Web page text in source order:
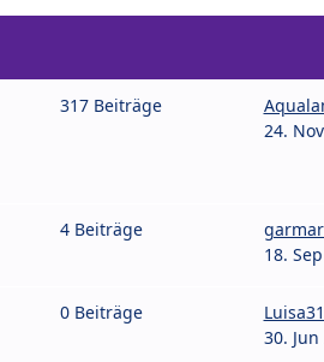
317 Beiträge
24.
4 Beiträge
18.
0 Beiträge
30.